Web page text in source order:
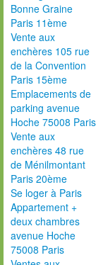
Bonne Graine
Paris 11ème
Vente aux
enchères 105 rue
de la Convention
Paris 15ème
Emplacements de
parking avenue
Hoche 75008 Paris
Vente aux
enchères 48 rue
de Ménilmontant
Paris 20ème
Se loger à Paris
Appartement +
deux chambres
avenue Hoche
75008 Paris